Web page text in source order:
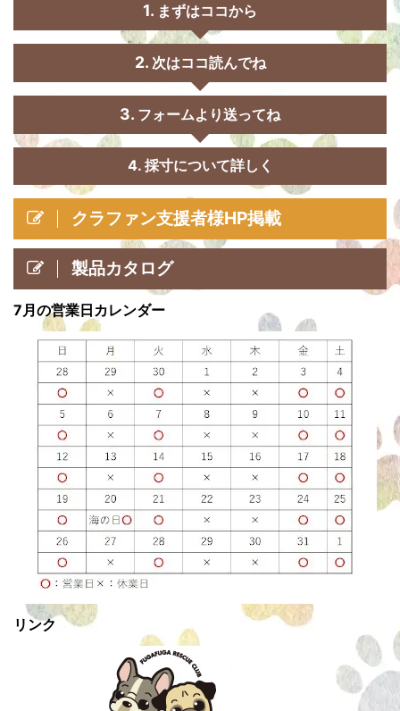
まずはココから
次はココ読んでね
フォームより送ってね
4. 採寸について詳しく
クラファン支援者様HP掲載
製品カタログ
7月の営業日カレンダー
リンク